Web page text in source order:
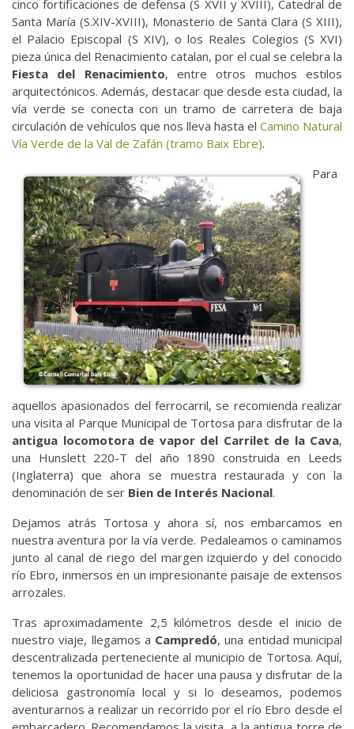
cinco fortificaciones de defensa (S XVII y XVIII), Catedral de
Santa María (S.XIV-XVIII), Monasterio de Santa Clara (S XIII),
el Palacio Episcopal (S XIV), o los Reales Colegios (S XVI)
pieza única del Renacimiento catalan, por el cual se celebra la
Fiesta del Renacimiento, entre otros muchos estilos
arquitectónicos. Además, destacar que desde esta ciudad, la
vía verde se conecta con un tramo de carretera de baja
circulación de vehículos que nos lleva hasta el Camino Natural
Vía Verde de la Val de Zafán (tramo Baix Ebre).
Para
aquellos apasionados del ferrocarril, se recomienda realizar
una visita al Parque Municipal de Tortosa para disfrutar de la
antigua locomotora de vapor del Carrilet de la Cava,
una Hunslett 220-T del año 1890 construida en Leeds
(Inglaterra) que ahora se muestra restaurada y con la
denominación de ser Bien de Interés Nacional.
Dejamos atrás Tortosa y ahora sí, nos embarcamos en
nuestra aventura por la vía verde. Pedaleamos o caminamos
junto al canal de riego del margen izquierdo y del conocido
río Ebro, inmersos en un impresionante paisaje de extensos
arrozales.
Tras aproximadamente 2,5 kilómetros desde el inicio de
nuestro viaje, llegamos a Campredó, una entidad municipal
descentralizada perteneciente al municipio de Tortosa. Aquí,
tenemos la oportunidad de hacer una pausa y disfrutar de la
deliciosa gastronomía local y si lo deseamos, podemos
aventurarnos a realizar un recorrido por el río Ebro desde el